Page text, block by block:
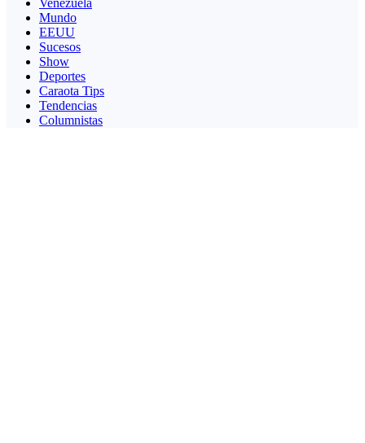
Mundo
EEUU
Sucesos
Show
Deportes
Caraota Tips
Tendencias
Columnistas